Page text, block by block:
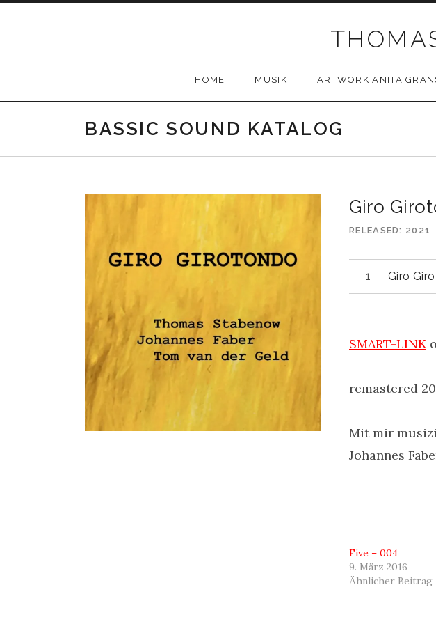
HOME MUSIK ARTWORK ANITA
BASSIC SOUND KATALOG
Giro
RELEASED 2021
Giro
SMART-LINK
remastered
Mit mir
Johannes
Five – 004
9. März 2016
Ähnlicher Beitrag